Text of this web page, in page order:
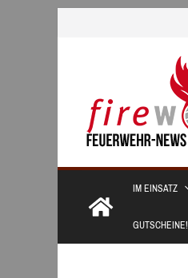
IM EINSATZ
GUTSCHEINE!